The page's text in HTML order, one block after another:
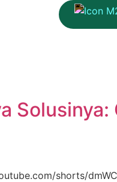
shorts/